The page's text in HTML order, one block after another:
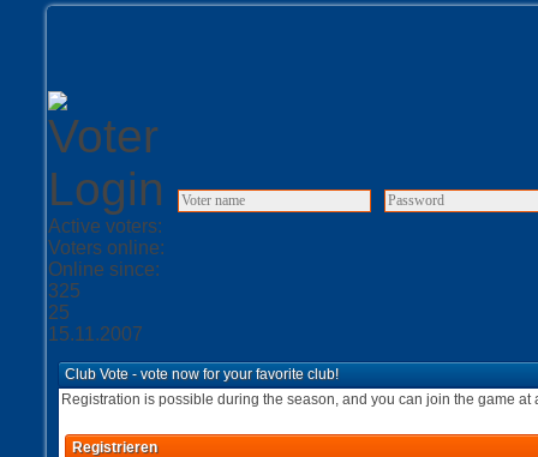
Active voters:
Voters online:
Online since:
325
25
15.11.2007
Club Vote - vote now for your favorite club!
Registration is possible during the season, and you can join the game at
Registrieren